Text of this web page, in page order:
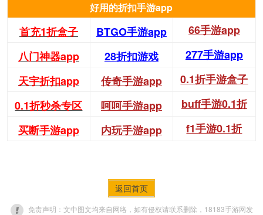
好用的折扣手游app
首充1折盒子 BTGO手游app
66手游app
八门神器app
28折扣游戏
277手游app
天宇折扣app
传奇手游app
0.1折手游盒子
0.1折秒杀专区
呵呵手游app
buff手游0.1折
买断手游app
内玩手游app f1手游0.1折
返回首页
免责声明：文中图文均来自网络，如有侵权请联系删除，18183手游网发